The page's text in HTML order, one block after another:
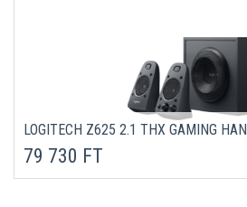
LOGITECH Z625 2.1 THX GAMING
79 730 FT